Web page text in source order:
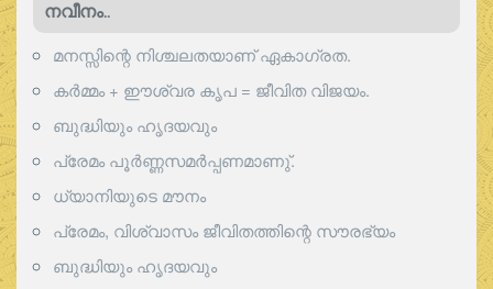
നവീനം..
മനസ്സിന്റെ നിശ്ചലതയാണ് ഏകാഗ്രത.
കർമ്മം + ഈശ്വര കൃപ = ജീവിത വിജയം.
ബുദ്ധിയും ഹൃദയവും
പ്രേമം പൂര്‍ണ്ണസമര്‍പ്പണമാണു്.
ധ്യാനിയുടെ മൗനം
പ്രേമം, വിശ്വാസം ജീവിതത്തിന്റെ സൗരഭ്യം
ബുദ്ധിയും ഹൃദയവും